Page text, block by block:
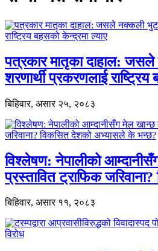
पत्रकार मातृका दाहाल:
शरणार्थी प्रकरणलाई
बिहिवार, असार २५, २०८३
विश्लेषण: नेपालीको
प्रस्तावित ट्राफिक
बिहिवार, असार ११, २०८३